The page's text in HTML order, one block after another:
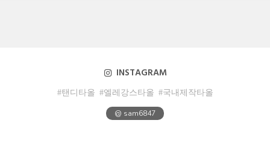
INSTAGRAM
#탠디타올 #엘레강스타올 #국내제작타올
@ sam6847